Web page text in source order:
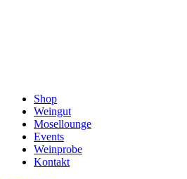
Shop
Weingut
Mosellounge
Events
Weinprobe
Kontakt